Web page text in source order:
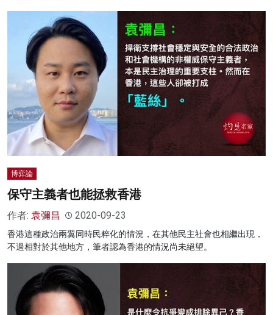
博弈論
保守主義者也能拯救香港
作者: 袁彌昌 2020-09-23
香港這種政治兩翼同時民粹化的情況，在其他民主社會也相繼出現，
不過相對於其他地方，筆者認為香港的情況尚未絕望。